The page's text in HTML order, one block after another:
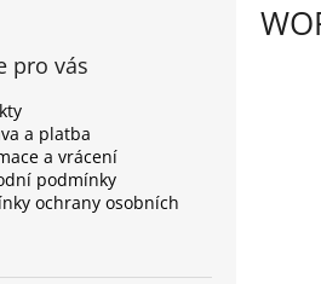
pro vás
a platba
a vrácení
podmínky
ochrany osobních